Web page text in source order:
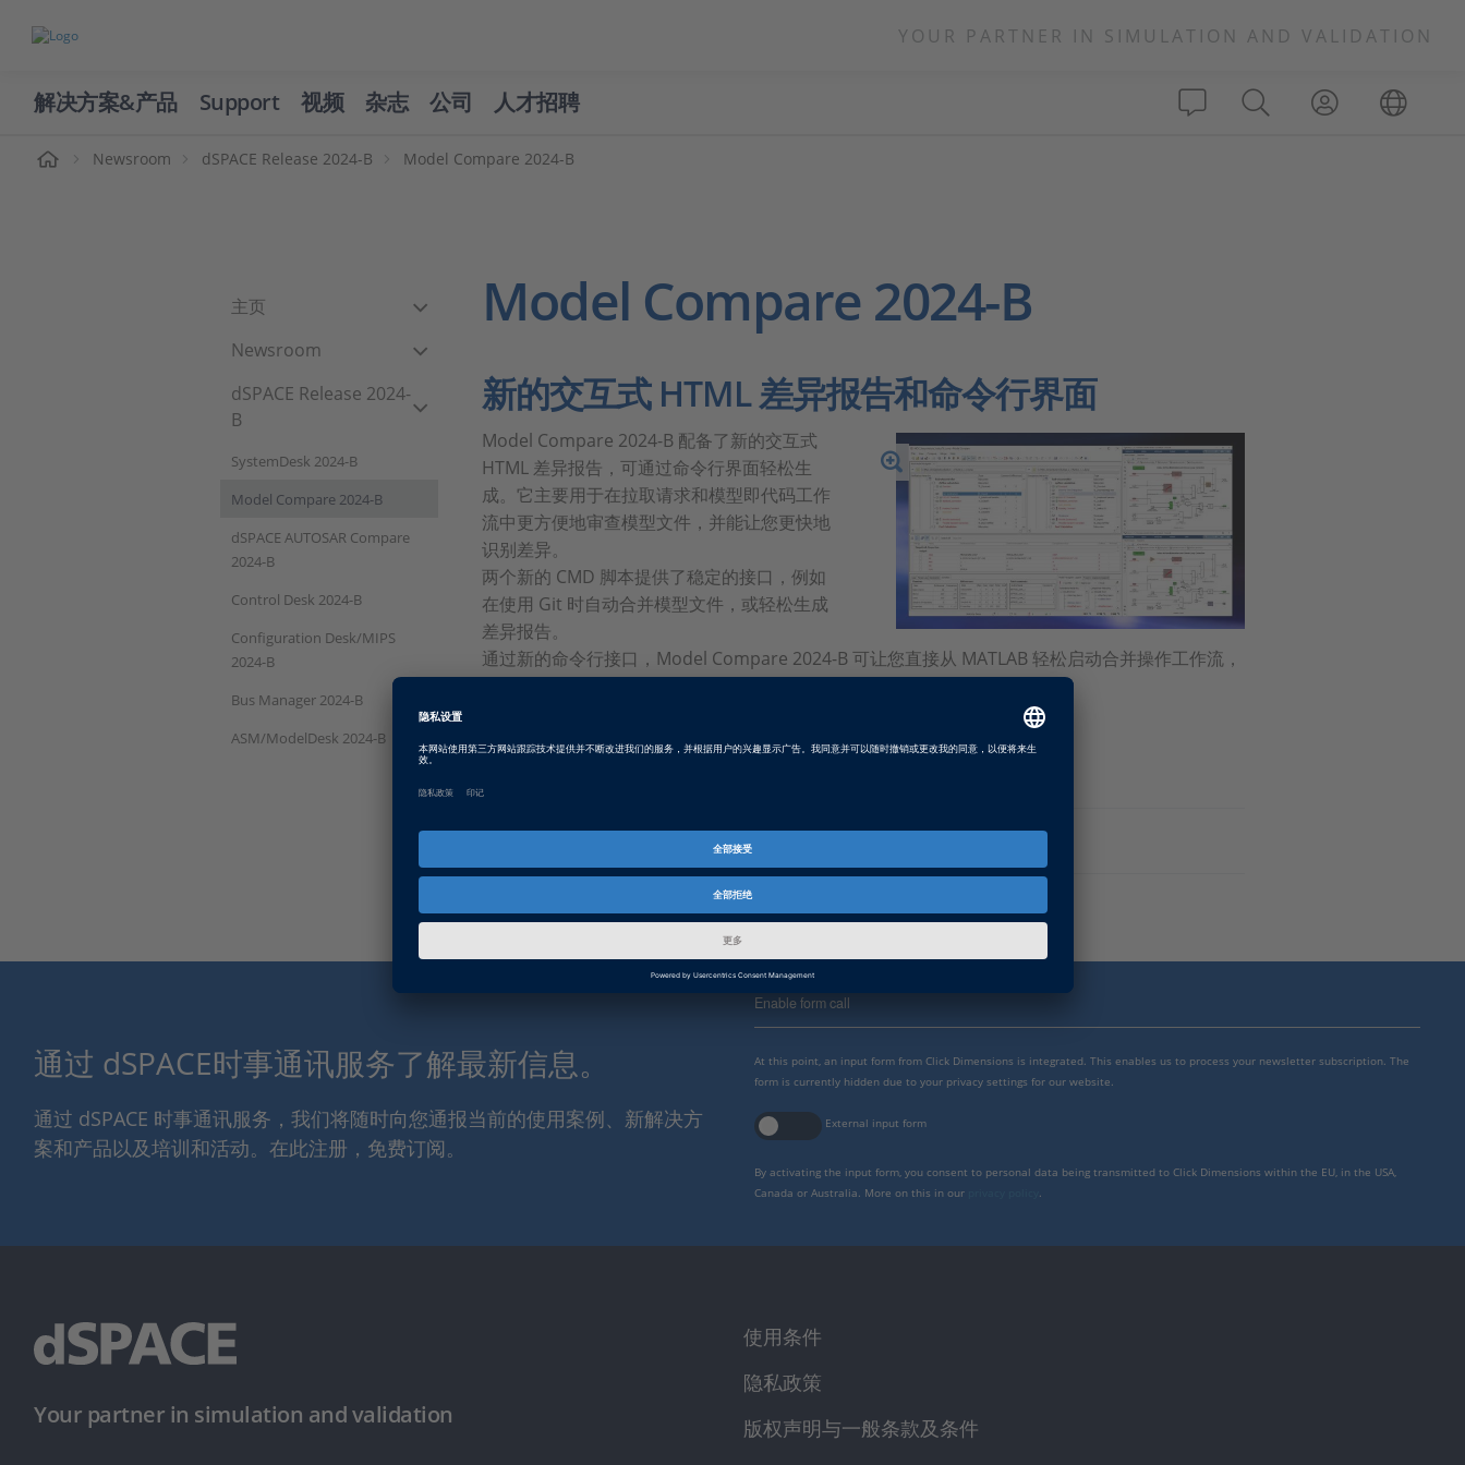
YOUR PARTNER IN SIMULATION AND VALIDATION
解决方案&产品 Support 视频 杂志 公司 人才招聘
Newsroom dSPACE Release 2024-B Model Compare 2024-B
主页
Newsroom
dSPACE Release 2024-
B
SystemDesk 2024-B
Model Compare 2024-B
dSPACE AUTOSAR Compare
2024-B
Control Desk 2024-B
Configuration Desk/MIPS
2024-B
Bus Manager 2024-B
ASM/ModelDesk 2024-B
Model Compare 2024-B
新的交互式 HTML 差异报告和命令行界面
Model Compare 2024-B 配备了新的交互式
HTML 差异报告，可通过命令行界面轻松生
成。它主要用于在拉取请求和模型即代码工作
流中更方便地审查模型文件，并能让您更快地
识别差异。
两个新的 CMD 脚本提供了稳定的接口，例如
在使用 Git 时自动合并模型文件，或轻松生成
差异报告。
通过新的命令行接口，Model Compare 2024-B 可让您直接从 MATLAB 轻松启动合并操作工作流，
Product Information
Model Compare
比较 MathWorks® Simulink®、Stateflow® 和 dSPACE TargetLink模型
通过 dSPACE时事通讯服务了解最新信息。
通过 dSPACE 时事通讯服务，我们将随时向您通报当前的使用案例、新解决方
案和产品以及培训和活动。在此注册，免费订阅。
Enable form call
At this point, an input form from Click Dimensions is integrated. This enables us to process your newsletter subscription. The
form is currently hidden due to your privacy settings for our website.
External input form
By activating the input form, you consent to personal data being transmitted to Click Dimensions within the EU, in the USA,
Canada or Australia. More on this in our
Your partner in simulation and validation
使用条件
隐私政策
版权声明与一般条款及条件